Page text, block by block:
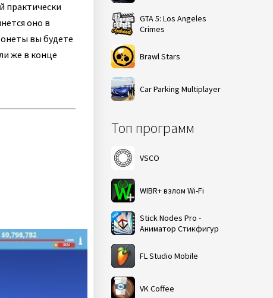
GTA 5: Los Angeles
Crimes
Brawl Stars
Car Parking Multiplayer
Топ программ
VSCO
WIBR+ взлом Wi-Fi
Stick Nodes Pro -
Аниматор Стикфигур
FL Studio Mobile
VK Coffee
практически
оно в
вы будете
же в конце